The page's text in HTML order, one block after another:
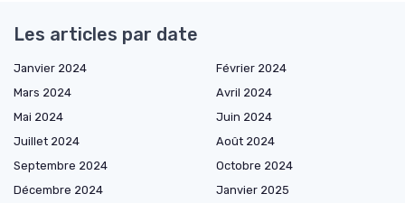
Les articles par date
Janvier 2024
Février 2024
Mars 2024
Avril 2024
Mai 2024
Juin 2024
Juillet 2024
Août 2024
Septembre 2024
Octobre 2024
Décembre 2024
Janvier 2025